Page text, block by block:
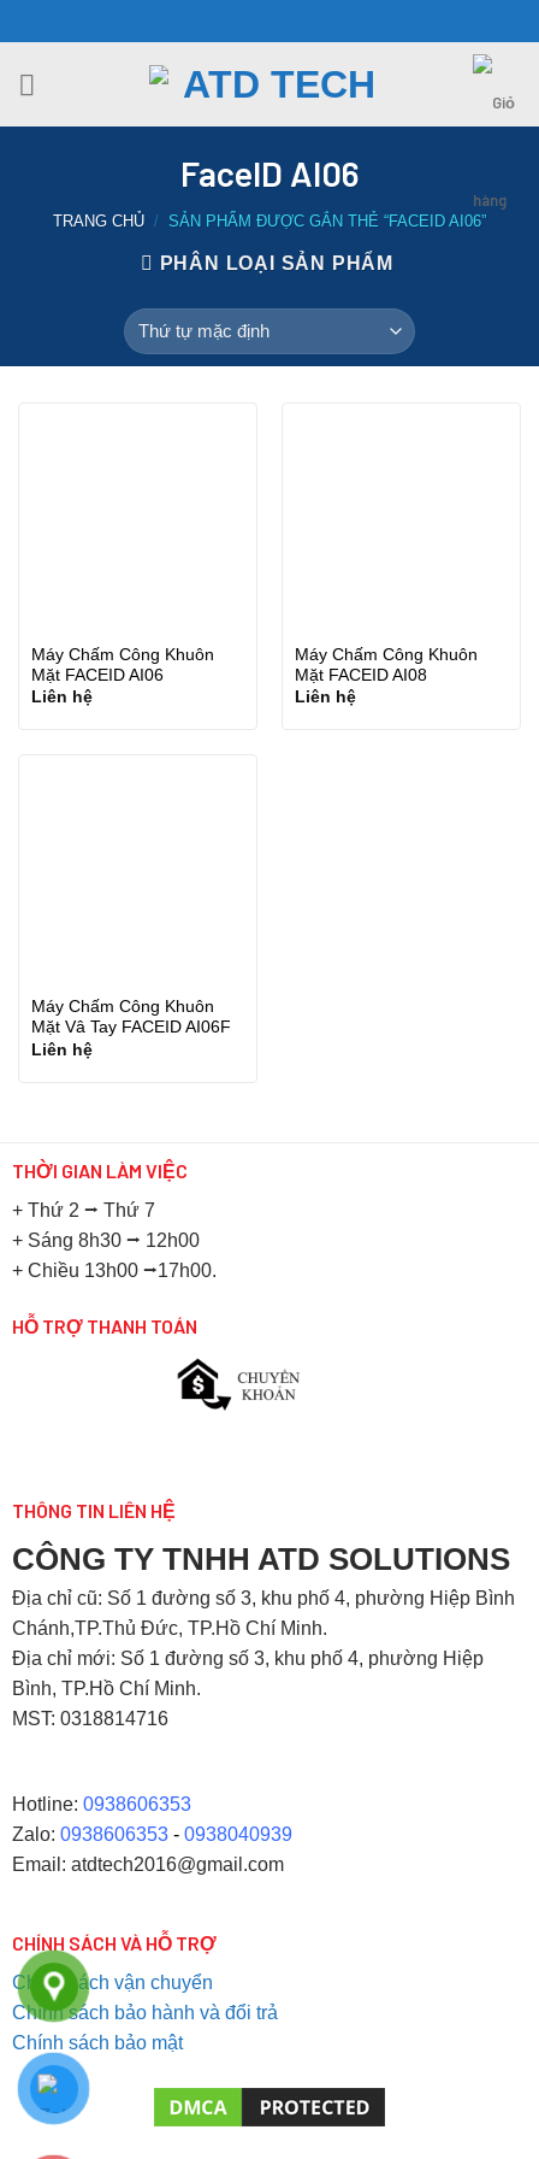
đến
nội
FaceID AI06
TRANG CHỦ / SẢN PHẨM ĐƯỢC GẮN THẺ “FACEID AI06”
PHÂN LOẠI SẢN PHẨM
Máy Chấm Công Khuôn
Mặt FACEID AI06
Liên hệ
Máy Chấm Công Khuôn
Mặt FACEID AI08
Liên hệ
Máy Chấm Công Khuôn
Mặt Vâ Tay FACEID AI06F
Liên hệ
THỜI GIAN LÀM VIỆC
+ Thứ 2 ⭢ Thứ 7
+ Sáng 8h30 ⭢ 12h00
+ Chiều 13h00 ⭢17h00.
HỖ TRỢ THANH TOÁN
THÔNG TIN LIÊN HỆ
CÔNG TY TNHH ATD SOLUTIONS
Địa chỉ cũ: Số 1 đường số 3, khu phố 4, phường Hiệp Bình
Chánh,TP.Thủ Đức, TP.Hồ Chí Minh.
Địa chỉ mới: Số 1 đường số 3, khu phố 4, phường Hiệp
Bình, TP.Hồ Chí Minh.
MST: 0318814716
Hotline: 0938606353
Zalo: 0938606353 -0938040939
Email: atdtech2016@gmail.com
CHÍNH SÁCH VÀ HỖ TRỢ
Chính sách vận chuyển
Chính sách bảo hành và đổi trả
Chính sách bảo mật